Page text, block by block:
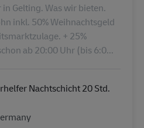
Gelting. Was wir bieten.
inkl. 50% Weihnachtsgeld
+ 25%
ab 20:00 Uhr (bis 6:0...
Nachtschicht 20 Std.